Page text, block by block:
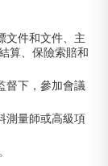
文件和文件、主
算、保險索賠和
督下，參加會議
測量師或高級項